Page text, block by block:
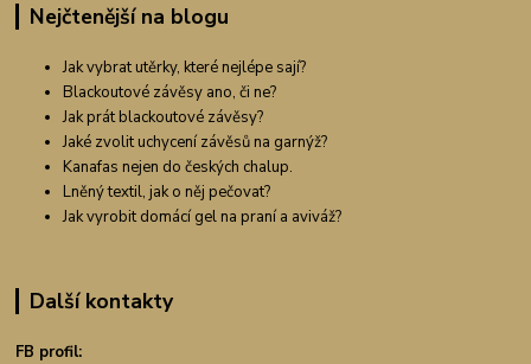
Nejčtenější na blogu
Jak vybrat utěrky, které nejlépe sají?
Blackoutové závěsy ano, či ne?
Jak prát blackoutové závěsy?
Jaké zvolit uchycení závěsů na garnýž?
Kanafas nejen do českých chalup.
Lněný textil, jak o něj pečovat?
Jak vyrobit domácí gel na praní a aviváž?
Další kontakty
FB profil: